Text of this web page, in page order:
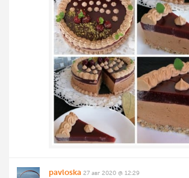
pavloska 27 авг 2020 @ 12:29